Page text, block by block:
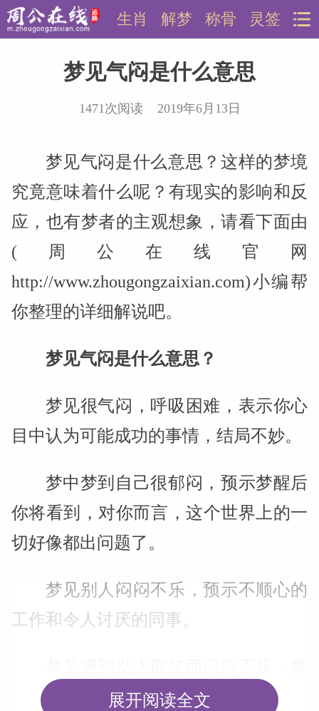
灵签
称骨
解梦
生肖
梦见气闷是什么意思
1471次阅读 2019年6月13日
梦见气闷是什么意思？这样的梦境
究竟意味着什么呢？有现实的影响和反
应，也有梦者的主观想象，请看下面由
(周公在线官网
http://www.zhougongzaixian.com)小编帮
你整理的详细解说吧。
梦见气闷是什么意思？
梦见很气闷，呼吸困难，表示你心
目中认为可能成功的事情，结局不妙。
梦中梦到自己很郁闷，预示梦醒后
你将看到，对你而言，这个世界上的一
切好像都出问题了。
梦见别人闷闷不乐，预示不顺心的
工作和令人讨厌的同事。
征着你将会博得快乐的富有人士的喜欢
展开阅读全文